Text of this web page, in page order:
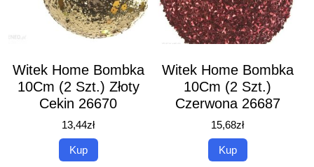
Witek Home Bombka
10Cm (2 Szt.) Złoty
Cekin 26670
13,44zł
Kup
Witek Home Bombka
10Cm (2 Szt.)
Czerwona 26687
15,68zł
Kup